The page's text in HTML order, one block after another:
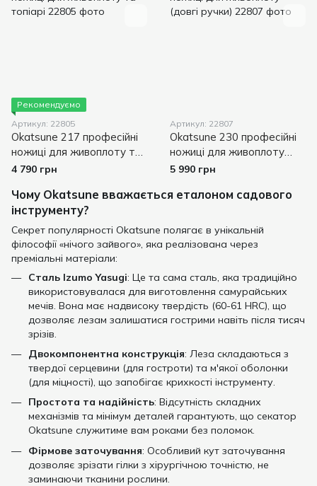
Рекомендуємо
Артикул: 22805
Okatsune 217 професійні
ножиці для живоплоту та
топіарі
4 790 грн
Артикул: 22807
Okatsune 230 професійні
ножиці для живоплоту
(довгі ручки)
5 990 грн
Чому Okatsune вважається еталоном садового
інструменту?
Секрет популярності Okatsune полягає в унікальній
філософії «нічого зайвого», яка реалізована через
преміальні матеріали:
Сталь Izumo Yasugi: Це та сама сталь, яка традиційно
використовувалася для виготовлення самурайських
мечів. Вона має надвисоку твердість (60-61 HRC), що
дозволяє лезам залишатися гострими навіть після тисяч
зрізів.
Двокомпонентна конструкція: Леза складаються з
твердої серцевини (для гостроти) та м'якої оболонки
(для міцності), що запобігає крихкості інструменту.
Простота та надійність: Відсутність складних
механізмів та мінімум деталей гарантують, що секатор
Okatsune служитиме вам роками без поломок.
Фірмове заточування: Особливий кут заточування
дозволяє зрізати гілки з хірургічною точністю, не
заминаючи тканини рослини.